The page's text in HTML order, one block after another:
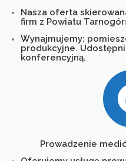
Nasza oferta
firm z Powiatu
Wynajmujemy:
produkcyjne.
konferencyjną.
Prowadzenie